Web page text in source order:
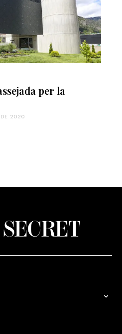
per la
2020